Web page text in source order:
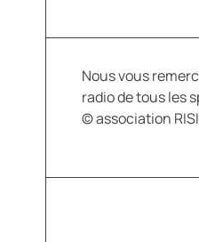
Nous vous
radio de tous les
© association RISI